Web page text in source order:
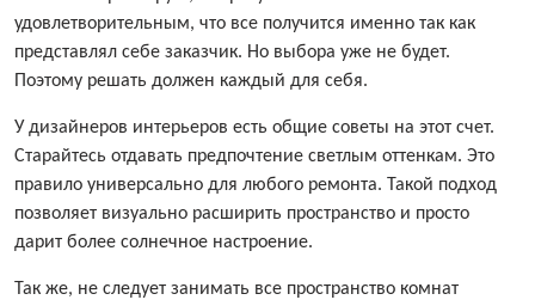
удовлетворительным, что все получится именно так как
представлял себе заказчик. Но выбора уже не будет.
Поэтому решать должен каждый для себя.
У дизайнеров интерьеров есть общие советы на этот счет.
Старайтесь отдавать предпочтение светлым оттенкам. Это
правило универсально для любого ремонта. Такой подход
позволяет визуально расширить пространство и просто
дарит более солнечное настроение.
Так же, не следует занимать все пространство комнат